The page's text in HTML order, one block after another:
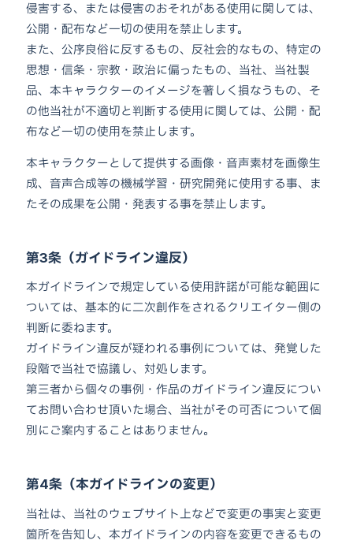
侵害する、または侵害のおそれがある使用に関しては、
公開・配布など一切の使用を禁止します。
また、公序良俗に反するもの、反社会的なもの、特定の
思想・信条・宗教・政治に偏ったもの、当社、当社製
品、本キャラクターのイメージを著しく損なうもの、そ
の他当社が不適切と判断する使用に関しては、公開・配
布など一切の使用を禁止します。
本キャラクターとして提供する画像・音声素材を画像生
成、音声合成等の機械学習・研究開発に使用する事、ま
たその成果を公開・発表する事を禁止します。
第3条（ガイドライン違反）
本ガイドラインで規定している使用許諾が可能な範囲に
ついては、基本的に二次創作をされるクリエイター側の
判断に委ねます。
ガイドライン違反が疑われる事例については、発覚した
段階で当社で協議し、対処します。
第三者から個々の事例・作品のガイドライン違反につい
てお問い合わせ頂いた場合、当社がその可否について個
別にご案内することはありません。
第4条（本ガイドラインの変更）
当社は、当社のウェブサイト上などで変更の事実と変更
箇所を告知し、本ガイドラインの内容を変更できるもの